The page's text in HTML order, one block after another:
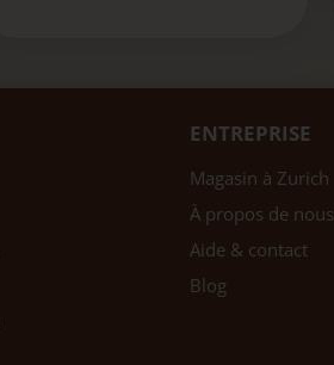
ENTREPRISE
Magasin à Zurich
À propos de nous
Aide & contact
Blog